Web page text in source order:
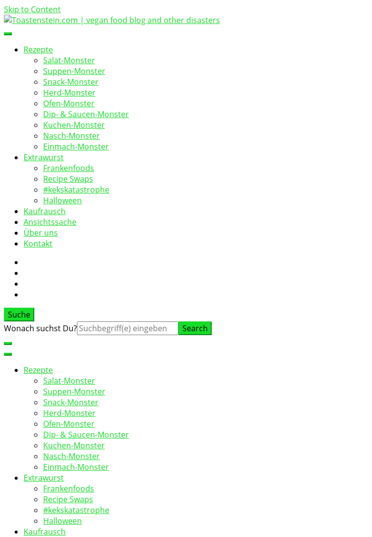
Skip to Content
Toastenstein.com
vegan food blog
Rezepte
Salat-Monster
Suppen-Monster
Snack-Monster
Herd-Monster
Ofen-Monster
Dip- & Saucen-Monster
Kuchen-Monster
Nasch-Monster
Einmach-Monster
Extrawurst
Frankenfoods
Recipe Swaps
#kekskatastrophe
Halloween
Kaufrausch
Ansichtssache
Über uns
Kontakt
Suche
Suche
Wonach suchst Du?
Rezepte
Salat-Monster
Suppen-Monster
Snack-Monster
Herd-Monster
Ofen-Monster
Dip- & Saucen-Monster
Kuchen-Monster
Nasch-Monster
Einmach-Monster
Extrawurst
Frankenfoods
Recipe Swaps
#kekskatastrophe
Halloween
Kaufrausch